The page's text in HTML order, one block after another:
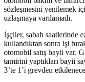
sözleşmesini yenilemek
uzlaşmaya varılamadı.
İşçiler, sabah saatlerinde
kullandıktan sonra işi
otomobil satış bayii var.
tamirini yaptıkları bayii
3’te 1’i grevden